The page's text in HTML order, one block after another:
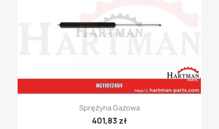
Sprężyna Gazowa
401,83 zł